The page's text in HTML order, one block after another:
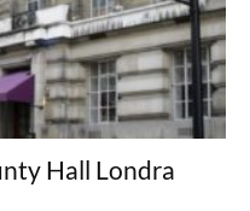
Hall Londra